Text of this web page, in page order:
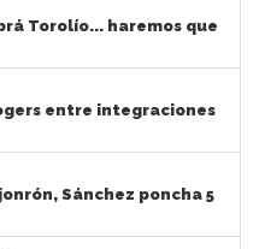
Torolío... haremos que
entre integraciones
Sánchez poncha 5